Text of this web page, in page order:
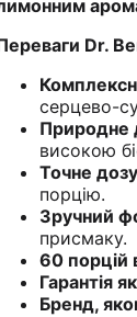
Dr.
серцево-
Природне
високою
Точне
порцію.
Зручний
присмаку.
60 порцій
Гарантія
Бренд,